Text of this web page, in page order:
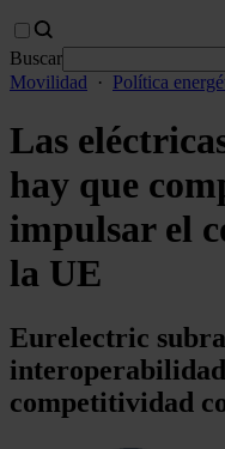
Buscar
Movilidad
· Política
Las
hay que
impulsar el
la UE
Eurelectric
competitividad